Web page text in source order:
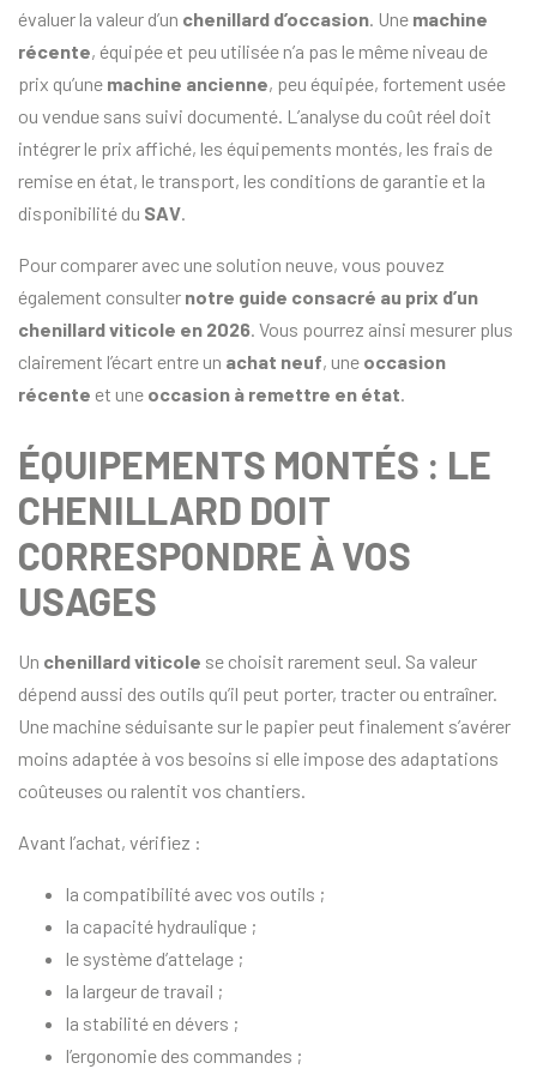
évaluer la valeur d’un chenillard d’occasion. Une machine
récente, équipée et peu utilisée n’a pas le même niveau de
prix qu’une machine ancienne, peu équipée, fortement usée
ou vendue sans suivi documenté. L’analyse du coût réel doit
intégrer le prix affiché, les équipements montés, les frais de
remise en état, le transport, les conditions de garantie et la
disponibilité du SAV.
Pour comparer avec une solution neuve, vous pouvez
également consulter notre guide consacré au prix d’un
chenillard viticole en 2026. Vous pourrez ainsi mesurer plus
clairement l’écart entre un achat neuf, une occasion
récente et une occasion à remettre en état.
ÉQUIPEMENTS MONTÉS : LE
CHENILLARD DOIT
CORRESPONDRE À VOS
USAGES
Un chenillard viticole se choisit rarement seul. Sa valeur
dépend aussi des outils qu’il peut porter, tracter ou entraîner.
Une machine séduisante sur le papier peut finalement s’avérer
moins adaptée à vos besoins si elle impose des adaptations
coûteuses ou ralentit vos chantiers.
Avant l’achat, vérifiez :
la compatibilité avec vos outils ;
la capacité hydraulique ;
le système d’attelage ;
la largeur de travail ;
la stabilité en dévers ;
l’ergonomie des commandes ;